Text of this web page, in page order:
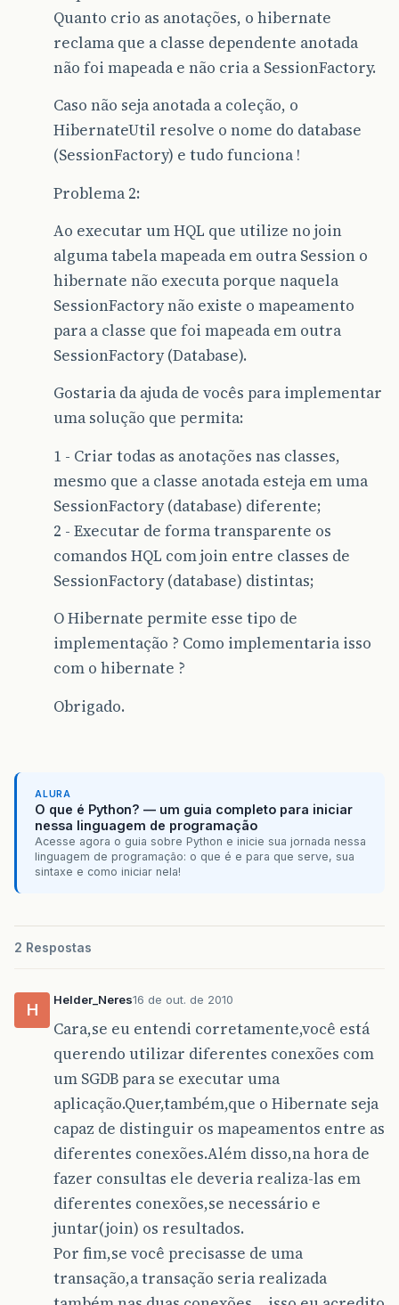
Quanto crio as anotações, o hibernate
reclama que a classe dependente anotada
não foi mapeada e não cria a SessionFactory.
Caso não seja anotada a coleção, o
HibernateUtil resolve o nome do database
(SessionFactory) e tudo funciona !
Problema 2:
Ao executar um HQL que utilize no join
alguma tabela mapeada em outra Session o
hibernate não executa porque naquela
SessionFactory não existe o mapeamento
para a classe que foi mapeada em outra
SessionFactory (Database).
Gostaria da ajuda de vocês para implementar
uma solução que permita:
1 - Criar todas as anotações nas classes,
mesmo que a classe anotada esteja em uma
SessionFactory (database) diferente;
2 - Executar de forma transparente os
comandos HQL com join entre classes de
SessionFactory (database) distintas;
O Hibernate permite esse tipo de
implementação ? Como implementaria isso
com o hibernate ?
Obrigado.
ALURA
O que é Python? — um guia completo para iniciar
nessa linguagem de programação
Acesse agora o guia sobre Python e inicie sua jornada nessa
linguagem de programação: o que é e para que serve, sua
sintaxe e como iniciar nela!
2 Respostas
H
Helder_Neres16 de out. de 2010
Cara,se eu entendi corretamente,você está
querendo utilizar diferentes conexões com
um SGDB para se executar uma
aplicação.Quer,também,que o Hibernate seja
capaz de distinguir os mapeamentos entre as
diferentes conexões.Além disso,na hora de
fazer consultas ele deveria realiza-las em
diferentes conexões,se necessário e
juntar(join) os resultados.
Por fim,se você precisasse de uma
transação,a transação seria realizada